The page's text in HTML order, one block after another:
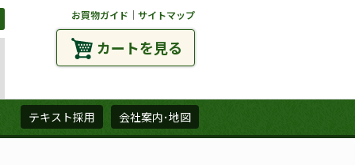
お買物ガイド ｜ サイトマップ
カートを見る
テキスト採用 会社案内･地図